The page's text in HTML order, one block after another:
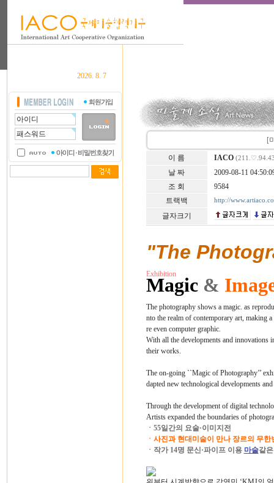
2026. 8. 7
[
이 름 IACO
날 짜
2009-08-11
조 회
9584
트랙백
http://
글자크기
"The
Exhibition
Magic&
The photography shows a magic. as
nto the realm of contemporary art, making
re even computer graphic.
With all the developments and innovations
their works.
The on-going ``Magic of Photography’’
dapted new technological developments
Through the development of digital
Artists expanded the boundaries of
ㆍ55일간의 요술·이미지전
ㆍ사진과 현대미술이 만나 장르의 무한
ㆍ작가 14명 문신·파이프 이용 마술같